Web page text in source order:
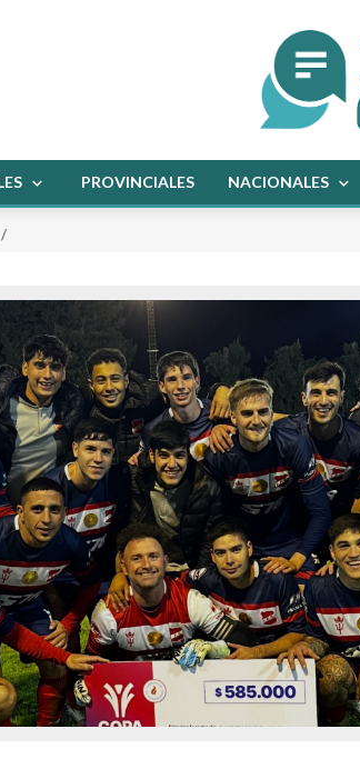
PROVINCIALES NACIONALES